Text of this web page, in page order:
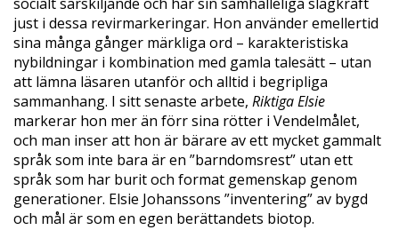
just i dessa revirmarkeringar. Hon använder emellertid
sina många gånger märkliga ord – karakteristiska
nybildningar i kombination med gamla talesätt – utan
att lämna läsaren utanför och alltid i begripliga
sammanhang. I sitt senaste arbete, Riktiga Elsie
markerar hon mer än förr sina rötter i Vendelmålet,
och man inser att hon är bärare av ett mycket gammalt
språk som inte bara är en ”barndomsrest” utan ett
språk som har burit och format gemenskap genom
generationer. Elsie Johanssons ”inventering” av bygd
och mål är som en egen berättandets biotop.